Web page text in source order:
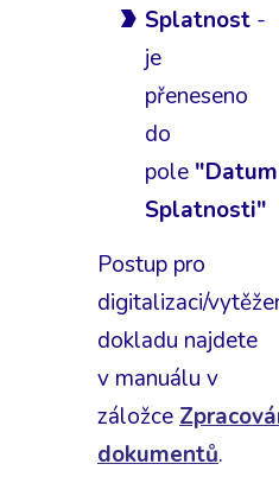
Splatnost -
je
přeneseno
do
pole "Datum
Splatnosti"
Postup pro
digitalizaci/
dokladu najdete
v manuálu v
záložce
dokumentů.